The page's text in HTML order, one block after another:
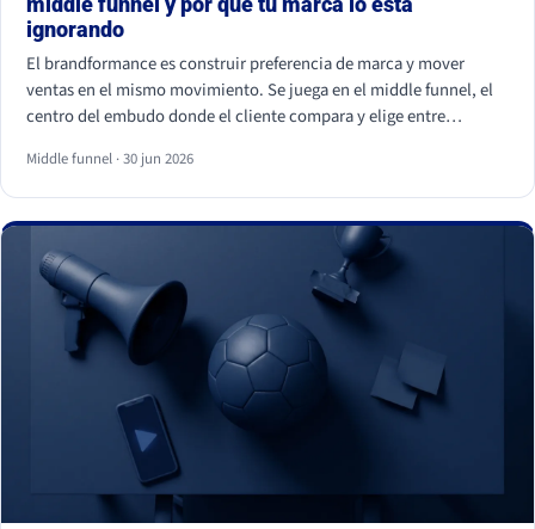
ignorando
El brandformance es construir preferencia de marca y mover
ventas en el mismo movimiento. Se juega en el middle funnel, el
centro del embudo donde el cliente compara y elige entre
invierte en los extremos (notoriedad y precio) y deja ese centro
vacío, que es justo donde se gana o se pierde la venta frente a la
marca blanca.
Middle funnel · 30 jun 2026